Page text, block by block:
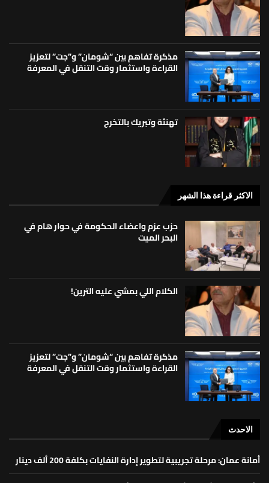
مذكرة تفاهم بين “شومان” و”جت” لتعزيز
القراءة واستثمار وقت التنقل في المعرفة
تهنئة وتبريك بالتخرج
الاكثر قراءة هذا الشهر
حزب عزم واعضاء الحكومة في حوار هام في
البحر الميت
الكلام اللي بمشي عليه الترين!
مذكرة تفاهم بين “شومان” و”جت” لتعزيز
القراءة واستثمار وقت التنقل في المعرفة
الاحدث
أمانة عمان: مرحلة تجريبية لتطوير إدارة النفايات بكلفة 200 ألف دينار